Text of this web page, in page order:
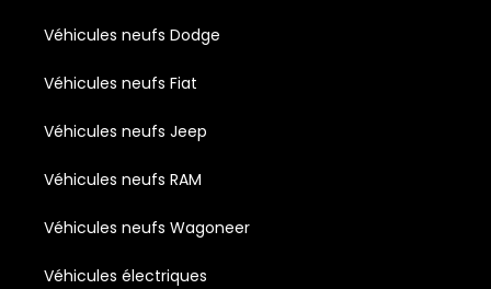
Véhicules neufs Dodge
Véhicules neufs Fiat
Véhicules neufs Jeep
Véhicules neufs RAM
Véhicules neufs Wagoneer
Véhicules électriques